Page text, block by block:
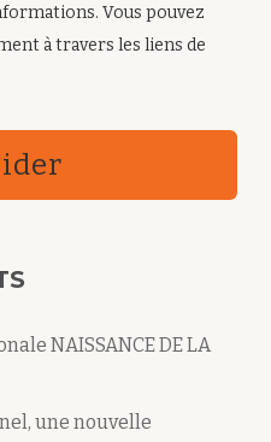
Vous pouvez
à travers les liens de
NAISSANCE DE LA
une nouvelle